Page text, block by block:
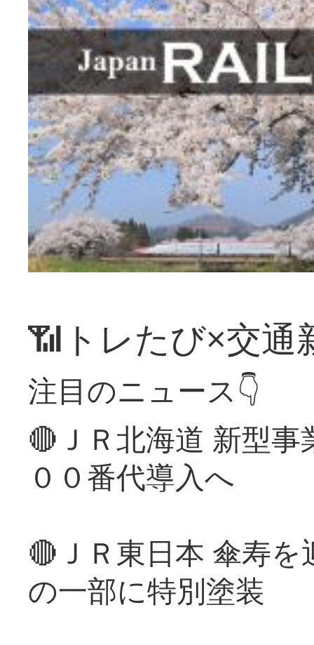
📶トレたび×交通
注目のニュース👇
🔴ＪＲ北海道 新型
００番代導入へ
🔴ＪＲ東日本 傘寿
の一部に特別塗装